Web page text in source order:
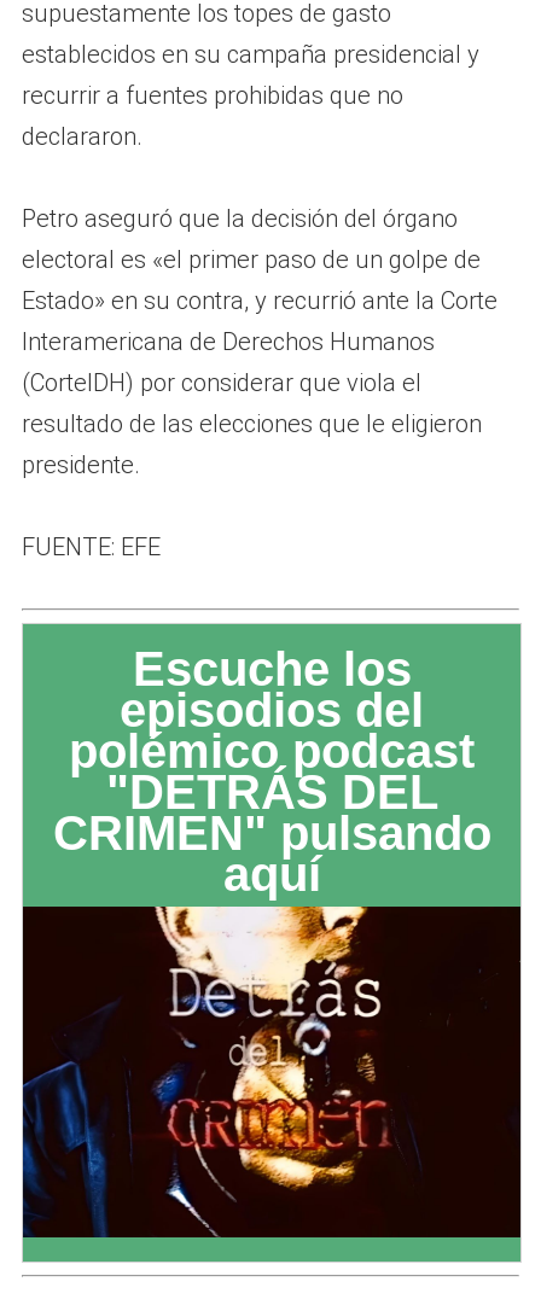
supuestamente los topes de gasto
establecidos en su campaña presidencial y
recurrir a fuentes prohibidas que no
declararon.
Petro aseguró que la decisión del órgano
electoral es «el primer paso de un golpe de
Estado» en su contra, y recurrió ante la Corte
Interamericana de Derechos Humanos
(CorteIDH) por considerar que viola el
resultado de las elecciones que le eligieron
presidente.
FUENTE: EFE
Escuche los
episodios del
polémico podcast
"DETRÁS DEL
CRIMEN" pulsando
aquí